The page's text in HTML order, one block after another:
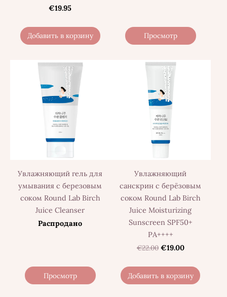
€19.95
Добавить в корзину Просмотр
Увлажняющий гель для
умывания с березовым
соком Round Lab Birch
Juice Cleanser
Распродано
Просмотр
Увлажняющий
санскрин с берёзовым
соком Round Lab Birch
Juice Moisturizing
Sunscreen SPF50+
PA++++
€22.00 €19.00
Добавить в корзину